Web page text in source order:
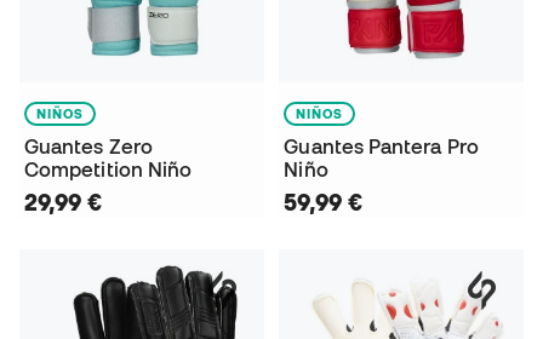
NIÑOS
Guantes Zero
Competition Niño
29,99 €
NIÑOS
Guantes Pantera Pro
Niño
59,99 €